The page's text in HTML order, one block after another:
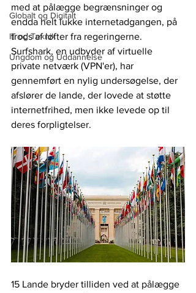
Globalt og Digitalt
IT og Teknik
Ungdom og Uddannelse
med at pålægge begrænsninger og
endda helt lukke internetadgangen, på
trods af løfter fra regeringerne.
Surfshark, en udbyder af virtuelle
private netværk (VPN'er), har
gennemført en nylig undersøgelse, der
afslører de lande, der lovede at støtte
internetfrihed, men ikke levede op til
deres forpligtelser.
15 Lande bryder tilliden ved at pålægge